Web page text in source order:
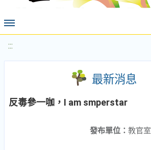
:::
最新消息
反毒參一咖，I am smperstar
發布單位： 教官室